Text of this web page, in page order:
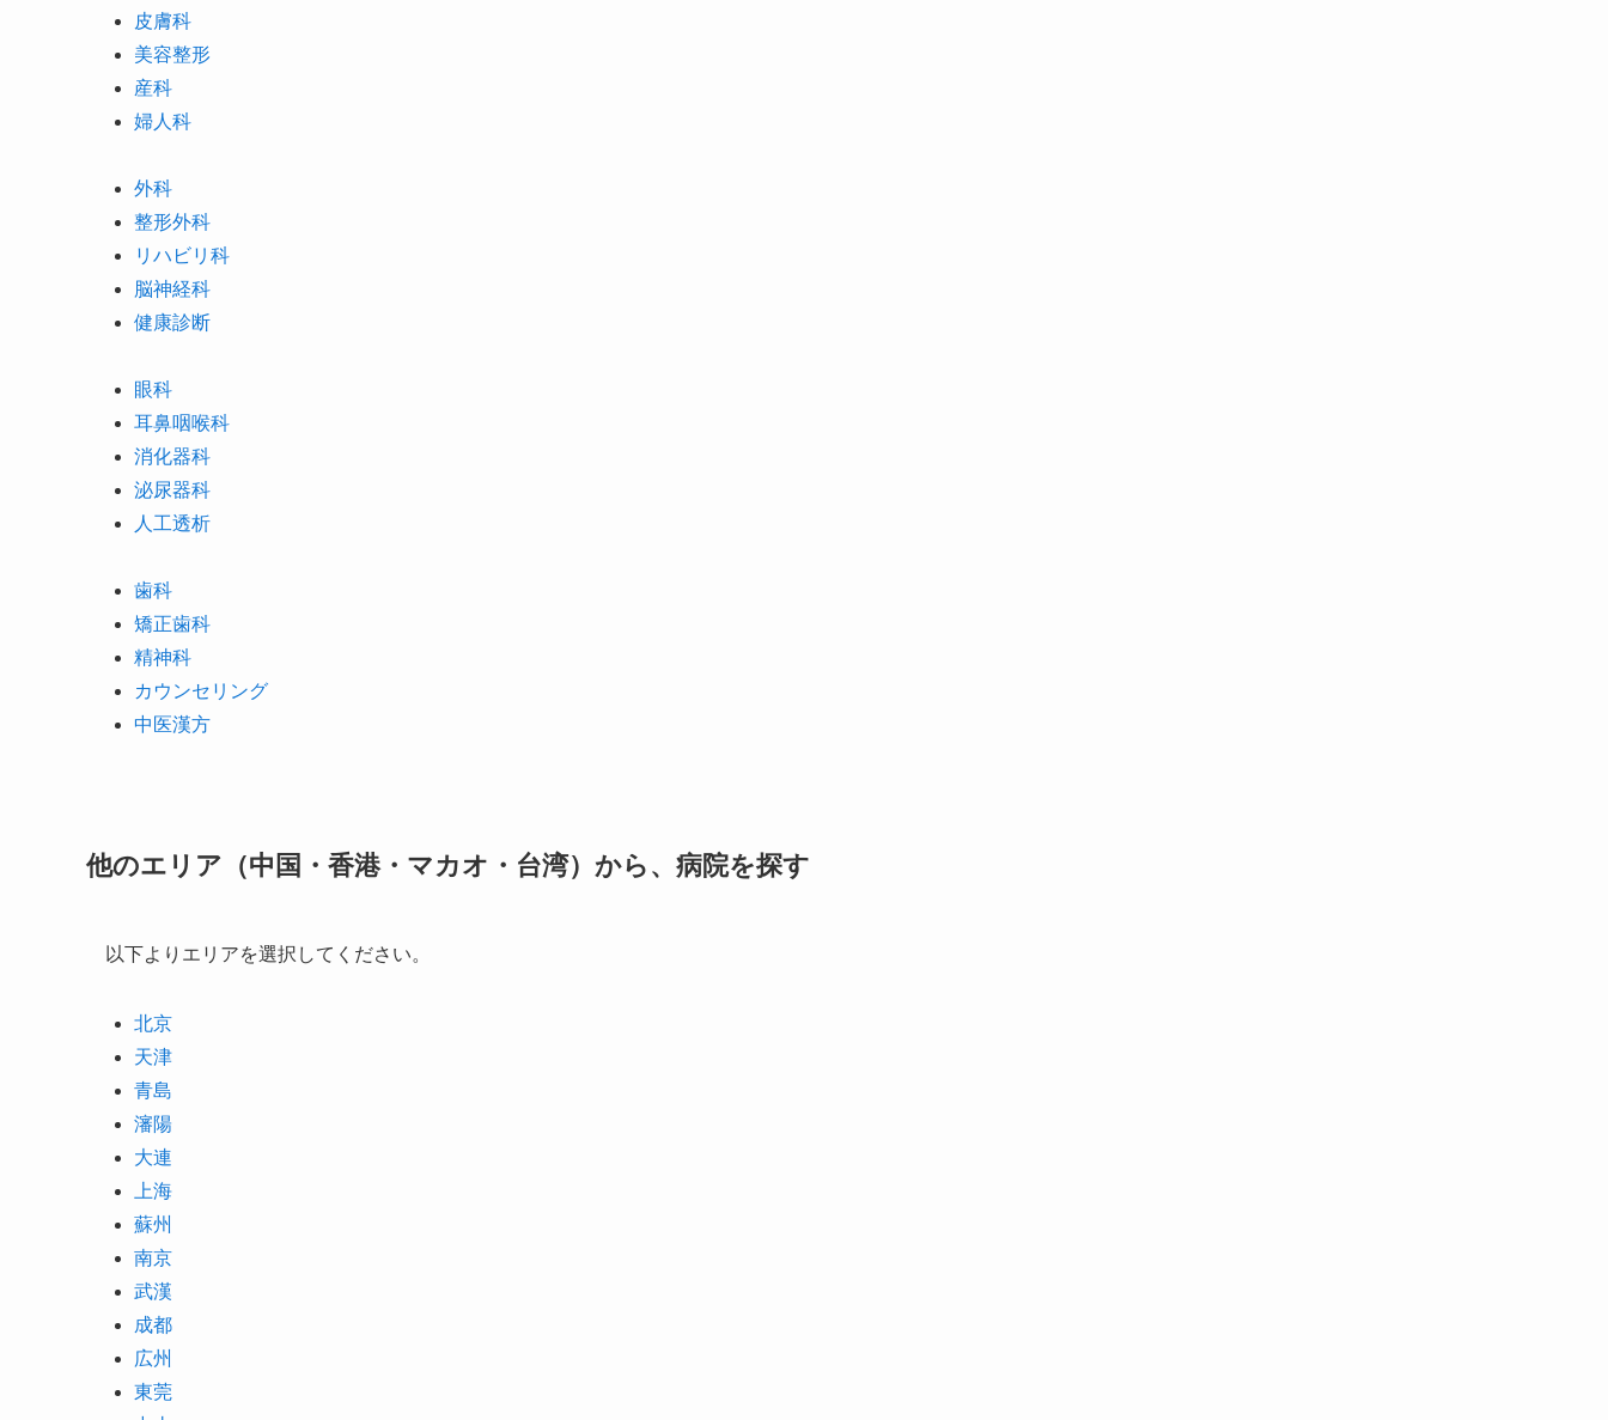
皮膚科
美容整形
産科
婦人科
外科
整形外科
リハビリ科
脳神経科
健康診断
眼科
耳鼻咽喉科
消化器科
泌尿器科
人工透析
歯科
矯正歯科
精神科
カウンセリング
中医漢方
他のエリア（中国・香港・マカオ・台湾）から、病院を探す
以下よりエリアを選択してください。
北京
天津
青島
瀋陽
大連
上海
蘇州
南京
武漢
成都
広州
東莞